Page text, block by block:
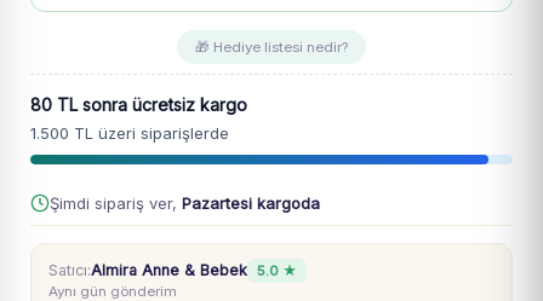
🎁 Hediye listesi nedir?
80 TL sonra ücretsiz kargo
1.500 TL üzeri siparişlerde
Şimdi sipariş ver,Pazartesi kargoda
Satıcı:Almira Anne & Bebek 5.0 ★
Aynı gün gönderim